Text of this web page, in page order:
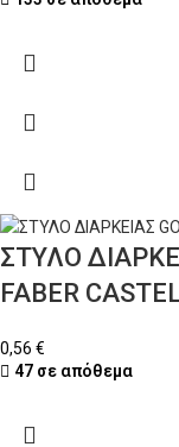
ΣΤΥΛΟ
FABER
0,56 €
47 σε απόθεμα